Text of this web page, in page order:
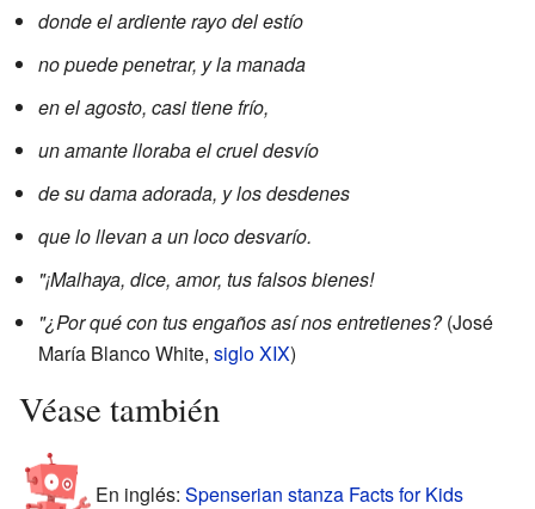
donde el ardiente rayo del estío
no puede penetrar, y la manada
en el agosto, casi tiene frío,
un amante lloraba el cruel desvío
de su dama adorada, y los desdenes
que lo llevan a un loco desvarío.
"¡Malhaya, dice, amor, tus falsos bienes!
"¿Por qué con tus engaños así nos entretienes?(José
María Blanco White, siglo XIX)
Véase también
En inglés: Spenserian stanza Facts for Kids